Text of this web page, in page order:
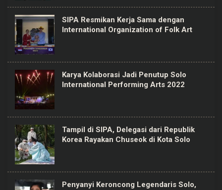
SIPA Resmikan Kerja Sama dengan
International Organization of Folk Art
Karya Kolaborasi Jadi Penutup Solo
International Performing Arts 2022
Tampil di SIPA, Delegasi dari Republik
Korea Rayakan Chuseok di Kota Solo
Penyanyi Keroncong Legendaris Solo,